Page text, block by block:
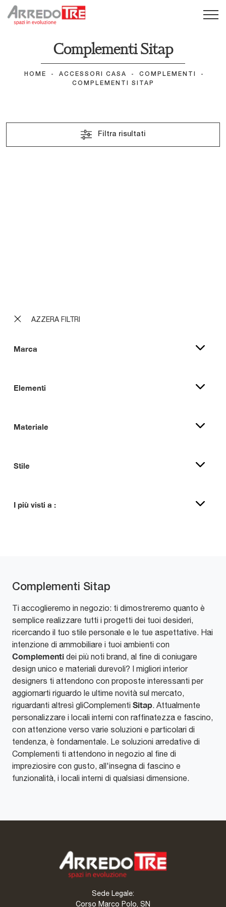
Complementi Sitap
HOME - ACCESSORI CASA - COMPLEMENTI
-
COMPLEMENTI SITAP
AZZERA FILTRI
Marca
Elementi
Materiale
Stile
I più visti a :
Filtra risultati
Aster White
Complementi Sitap
Ti accoglieremo in negozio: ti dimostreremo quanto è
semplice realizzare tutti i progetti dei tuoi desideri,
ricercando il tuo stile personale e le tue aspettative. Hai
intenzione di ammobiliare i tuoi ambienti con
Complementi dei più noti brand, al fine di coniugare
design unico e materiali durevoli? I migliori interior
designers ti attendono con proposte interessanti per
aggiornarti riguardo le ultime novità sul mercato,
riguardanti altresì gliComplementi Sitap . Attualmente
personalizzare i locali interni con raffinatezza e fascino,
con attenzione verso varie soluzioni e particolari di
tendenza, è fondamentale. Le soluzioni arredative di
Complementi ti attendono in negozio al fine di
impreziosire con gusto, all'insegna di fascino e
funzionalità, i locali interni di qualsiasi dimensione.
Sede Legale:
Corso Marco Polo, SN